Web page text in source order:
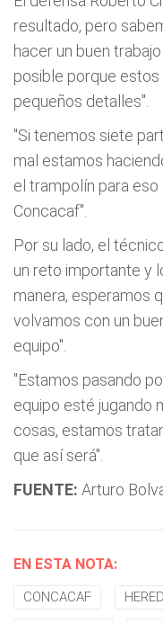
resultado, pero
hacer un buen
posible porque
pequeños detalles".
"Si tenemos siete
mal estamos
el trampolín para
Concacaf".
Por su lado, el
un reto importante y
manera, esperamos
volvamos con un
equipo".
"Estamos pasando
equipo esté jugando
cosas, estamos
que así será".
FUENTE: Arturo
EN ESTA NOTA:
CONCACAF